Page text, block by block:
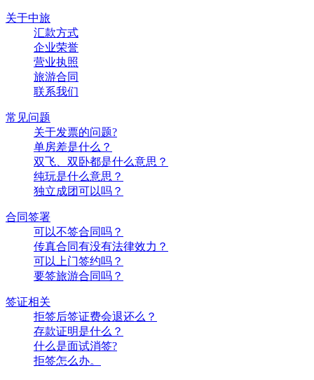
关于中旅
汇款方式
企业荣誉
营业执照
旅游合同
联系我们
常见问题
关于发票的问题?
单房差是什么？
双飞、双卧都是什么意思？
纯玩是什么意思？
独立成团可以吗？
合同签署
可以不签合同吗？
传真合同有没有法律效力？
可以上门签约吗？
要签旅游合同吗？
签证相关
拒签后签证费会退还么？
存款证明是什么？
什么是面试消签?
拒签怎么办。